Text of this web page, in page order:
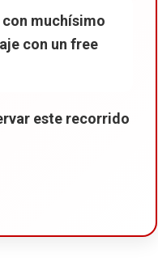
muchísimo
con un free
este recorrido